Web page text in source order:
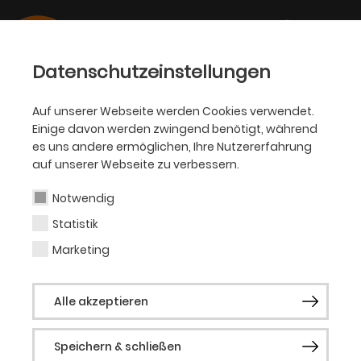
Datenschutzeinstellungen
Auf unserer Webseite werden Cookies verwendet.
Einige davon werden zwingend benötigt, während
es uns andere ermöglichen, Ihre Nutzererfahrung
auf unserer Webseite zu verbessern.
Notwendig
Statistik
Marketing
Alle akzeptieren
Speichern & schließen
28.03.2024 AKADEMIE
Marcus Lobbes wird
Vizepräsident der
Deutschen Akademie der
Darstellenden Künste
Neues Präsidium, bestehend aus
renommierten Vetreter*innen aus Kunst,
Theater und Rund- und Hörfunk, gewählt